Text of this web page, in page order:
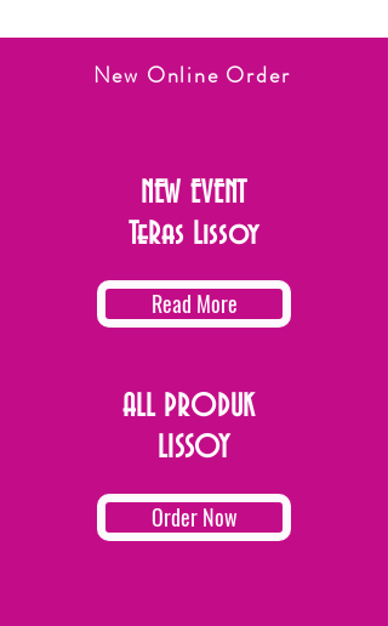
New Online Order
NEW EVENT
TeRas Lissoy
Read More
ALL PRODUK
LISSOY
Order Now